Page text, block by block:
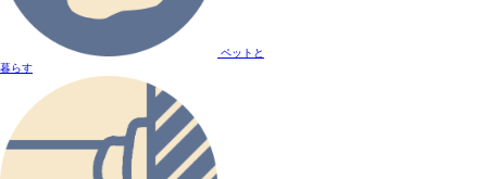
ペットと
暮らす